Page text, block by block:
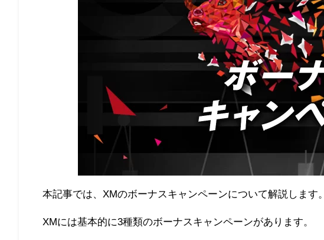
本記事では、 XMのボーナスキャンペーンについて解説します。
XMには基本的に3種類のボーナスキャンペーンがあります。